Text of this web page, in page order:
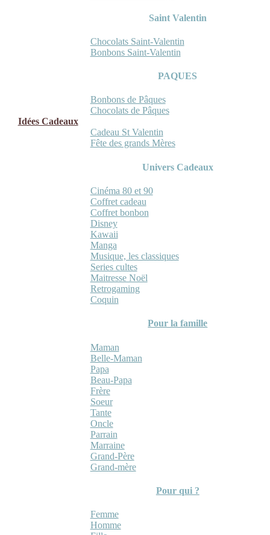
Saint Valentin
Chocolats Saint-Valentin
Bonbons Saint-Valentin
PAQUES
Bonbons de Pâques
Chocolats de Pâques
Idées Cadeaux
Cadeau St Valentin
Fête des grands Mères
Univers Cadeaux
Cinéma 80 et 90
Coffret cadeau
Coffret bonbon
Disney
Kawaii
Manga
Musique, les classiques
Series cultes
Maitresse Noël
Retrogaming
Coquin
Pour la famille
Maman
Belle-Maman
Papa
Beau-Papa
Frère
Soeur
Tante
Oncle
Parrain
Marraine
Grand-Père
Grand-mère
Pour qui ?
Femme
Homme